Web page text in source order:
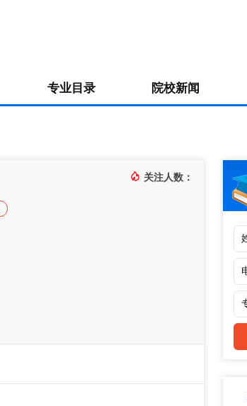
专业目录 院校新闻
关注人数：